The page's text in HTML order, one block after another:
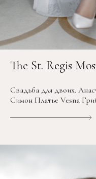
The St. Regis
Свадьба для двоих.
Симон Платье Vesna